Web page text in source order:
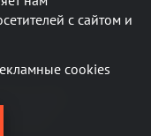
119А
119А»
с сайтом и
cookies